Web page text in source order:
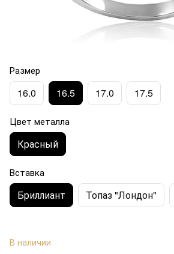
Размер
16.0 16.5 17.0 17.5
Цвет металла
Красный
Вставка
Бриллиант Топаз "Лондон"
В наличии